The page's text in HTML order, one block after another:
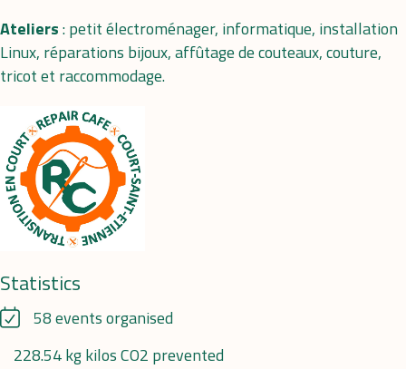
Ateliers: petit électroménager, informatique, installation
Linux, réparations bijoux, affûtage de couteaux, couture,
tricot et raccommodage.
Statistics
58 events organised
228.54 kg kilos CO2 prevented